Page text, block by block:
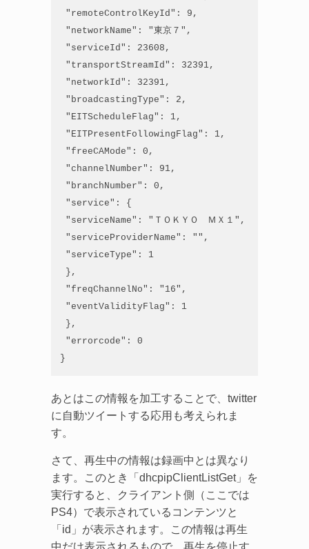
"remoteControlKeyId": 9,
"networkName": "東京７",
"serviceId": 23608,
"transportStreamId": 32391,
"networkId": 32391,
"broadcastingType": 2,
"EITScheduleFlag": 1,
"EITPresentFollowingFlag": 1,
"freeCAMode": 0,
"channelNumber": 91,
"branchNumber": 0,
"service": {
"serviceName": "ＴＯＫＹＯ　ＭＸ１",
"serviceProviderName": "",
"serviceType": 1
},
"freqChannelNo": "16",
"eventValidityFlag": 1
},
"errorcode": 0
}
あとはこの情報を加工することで、twitter
に自動ツイートする応用も考えられま
す。
さて、再生中の情報は録画中とは異なり
ます。このとき「dhcpipClientListGet」を
実行すると、クライアント側（ここでは
PS4）で表示されているコンテンツと
「id」が表示されます。この情報は再生